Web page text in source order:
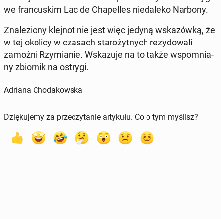
we fran­cu­skim Lac de Cha­pel­les nie­da­le­ko Narbony.
Zna­le­zio­ny klejnot nie jest więc jedyną wska­zów­ką, że
w tej okolicy w czasach sta­ro­żyt­nych re­zy­do­wa­li
zamożni Rzy­mia­nie. Wska­zu­je na to także wspo­mnia­
ny zbior­nik na ostrygi.
Adriana Chodakowska
Dziękujemy za przeczytanie artykułu. Co o tym myślisz?